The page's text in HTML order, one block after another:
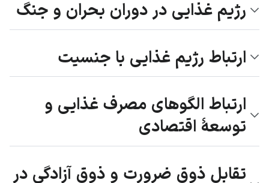
رژیم غذایی در دوران بحران و جنگ
ارتباط رژیم غذایی با جنسیت
ارتباط الگوهای مصرف غذایی و
توسعهٔ اقتصادی
تقابل ذوق ضرورت و ذوق آزادگی در